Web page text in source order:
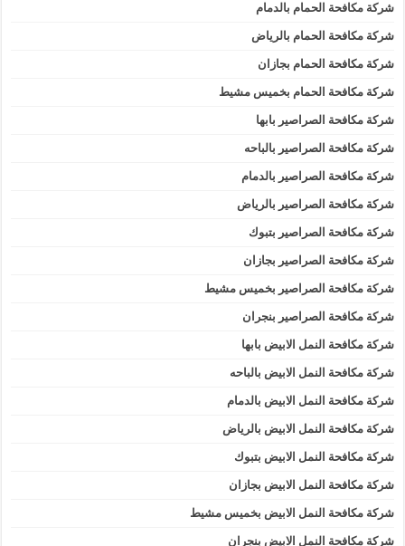
شركة مكافحة الحمام بالدمام
شركة مكافحة الحمام بالرياض
شركة مكافحة الحمام بجازان
شركة مكافحة الحمام بخميس مشيط
شركة مكافحة الصراصير بابها
شركة مكافحة الصراصير بالباحه
شركة مكافحة الصراصير بالدمام
شركة مكافحة الصراصير بالرياض
شركة مكافحة الصراصير بتبوك
شركة مكافحة الصراصير بجازان
شركة مكافحة الصراصير بخميس مشيط
شركة مكافحة الصراصير بنجران
شركة مكافحة النمل الابيض بابها
شركة مكافحة النمل الابيض بالباحه
شركة مكافحة النمل الابيض بالدمام
شركة مكافحة النمل الابيض بالرياض
شركة مكافحة النمل الابيض بتبوك
شركة مكافحة النمل الابيض بجازان
شركة مكافحة النمل الابيض بخميس مشيط
شركة مكافحة النمل الابيض بنجران